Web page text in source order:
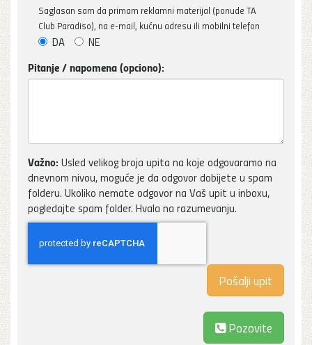
Saglasan sam da primam reklamni materijal (ponude TA
Club Paradiso), na e-mail, kućnu adresu ili mobilni telefon
DA NE
Pitanje / napomena (opciono):
Važno: Usled velikog broja upita na koje odgovaramo na
dnevnom nivou, moguće je da odgovor dobijete u spam
folderu. Ukoliko nemate odgovor na Vaš upit u inboxu,
pogledajte spam folder. Hvala na razumevanju.
Pozovite